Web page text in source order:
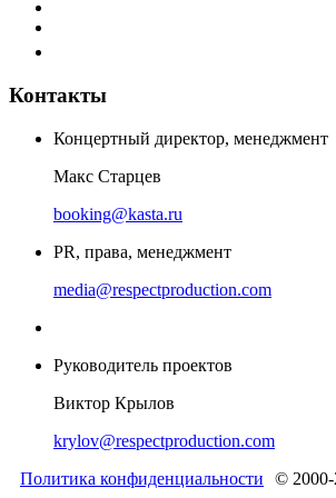
Контакты
Концертный директор, менеджмент
Макс Старцев
booking@kasta.ru
PR, права, менеджмент
media@respectproduction.com
Руководитель проектов
Виктор Крылов
krylov@respectproduction.com
Политика конфиденциальности
© 2000-